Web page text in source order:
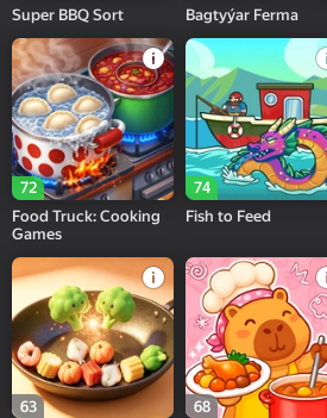
Super BBQ Sort
Bagtyýar Ferma
72
Food Truck: Cooking
Games
74
Fish to Feed
63
68